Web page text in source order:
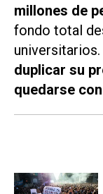
millones de
fondo total
universitarios.
duplicar su
quedarse